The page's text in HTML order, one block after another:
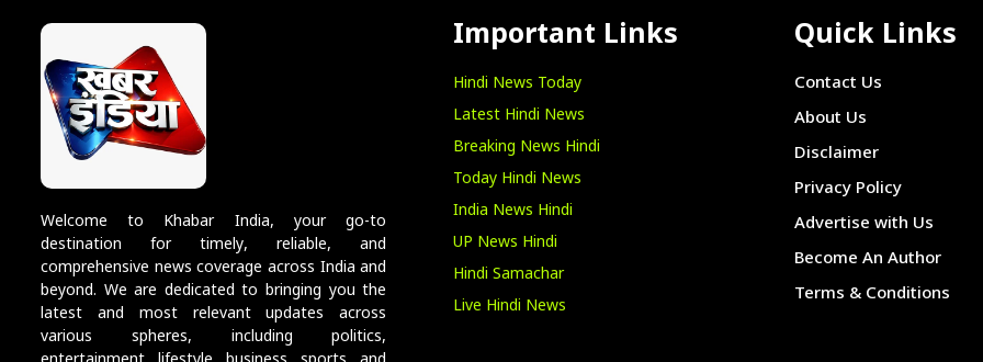
Welcome to Khabar India, your go-to
destination for timely, reliable, and
comprehensive news coverage across India and
beyond. We are dedicated to bringing you the
latest and most relevant updates across
various spheres, including politics,
Important Links
Hindi News Today
Latest Hindi News
Breaking News Hindi
Today Hindi News
India News Hindi
UP News Hindi
Hindi Samachar
Live Hindi News
Quick Links
Contact Us
About Us
Disclaimer
Privacy Policy
Advertise with Us
Become An Author
Terms & Conditions